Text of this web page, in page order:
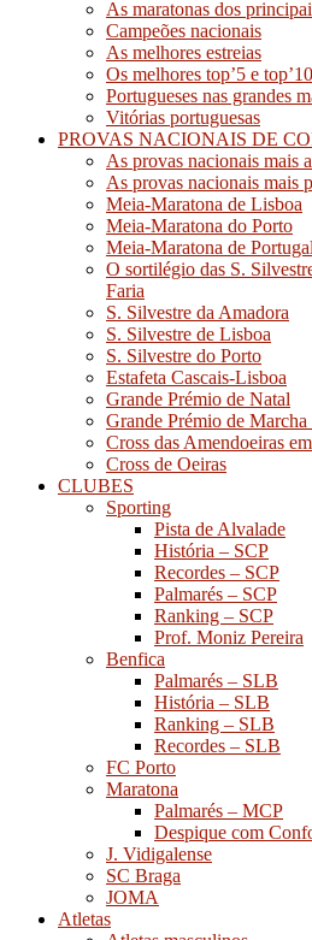
As maratonas dos
Campeões nacionais
As melhores estreias
Os melhores top’5 e top’10
Portugueses nas grandes
Vitórias portuguesas
PROVAS NACIONAIS DE
As provas nacionais mais
As provas nacionais mais
Meia-Maratona de Lisboa
Meia-Maratona do Porto
Meia-Maratona de Portugal
O sortilégio das S.
Faria
S. Silvestre da Amadora
S. Silvestre de Lisboa
S. Silvestre do Porto
Estafeta Cascais-Lisboa
Grande Prémio de Natal
Grande Prémio de
Cross das Amendoeiras
Cross de Oeiras
CLUBES
Sporting
Pista de Alvalade
História – SCP
Recordes – SCP
Palmarés – SCP
Ranking – SCP
Prof. Moniz Pereira
Benfica
Palmarés – SLB
História – SLB
Ranking – SLB
Recordes – SLB
FC Porto
Maratona
Palmarés – MCP
Despique com
J. Vidigalense
SC Braga
JOMA
Atletas